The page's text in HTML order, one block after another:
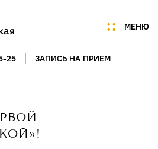
МЕНЮ
25 ЗАПИСЬ НА ПРИЕМ